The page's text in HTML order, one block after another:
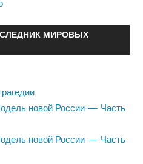
МИРОВЫХ
новой России — Часть
новой России — Часть